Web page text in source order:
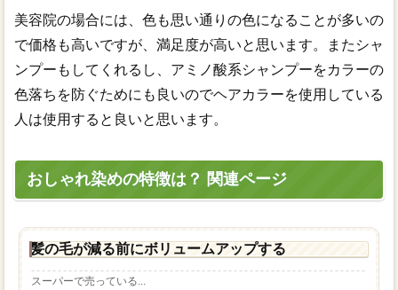
美容院の場合には、色も思い通りの色になることが多いの
で価格も高いですが、満足度が高いと思います。またシャ
ンプーもしてくれるし、アミノ酸系シャンプーをカラーの
色落ちを防ぐためにも良いのでヘアカラーを使用している
人は使用すると良いと思います。
おしゃれ染めの特徴は？ 関連ページ
髪の毛が減る前にボリュームアップする
スーパーで売っている...